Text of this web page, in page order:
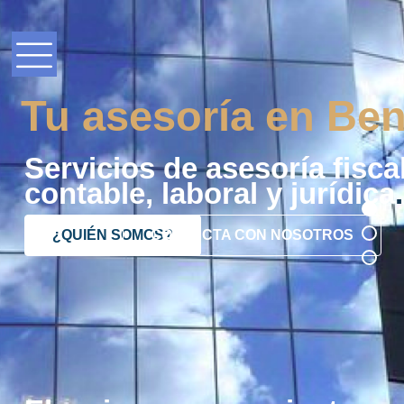
Tu asesoría en
Servicios de asesoría
contable, laboral y jurídica.
¿QUIÉN SOMOS?CONTACTA CON NOSOTROS